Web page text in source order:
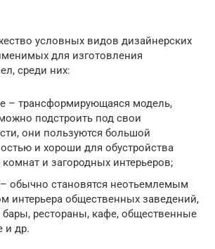
условных видов дизайнерских
для изготовления
среди них:
– трансформирующаяся модель,
подстроить под свои
они пользуются большой
и хороши для обустройства
комнат и загородных интерьеров;
обычно становятся неотьемлемым
интерьера общественных заведений,
бары, рестораны, кафе, общественные
и др.